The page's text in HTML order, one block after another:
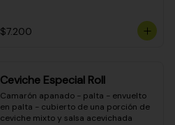
$7.200
Ceviche Especial Roll
Camarón apanado - palta - envuelto
en palta - cubierto de una porción de
ceviche mixto y salsa acevichada